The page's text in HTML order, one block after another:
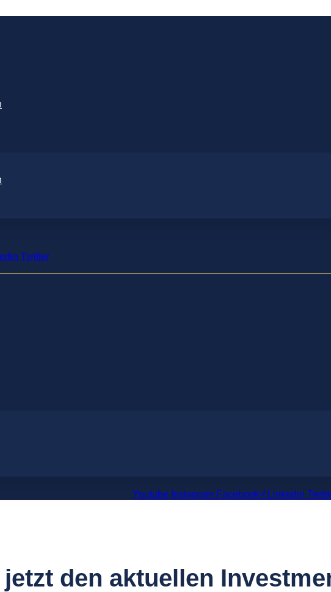
Twitter
Youtube Instagram Facebook-f Linkedin
den aktuellen